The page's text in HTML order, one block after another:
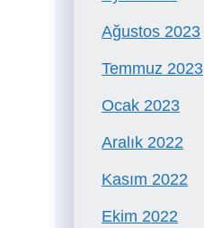
Ağustos 2023
Temmuz 2023
Ocak 2023
Aralık 2022
Kasım 2022
Ekim 2022